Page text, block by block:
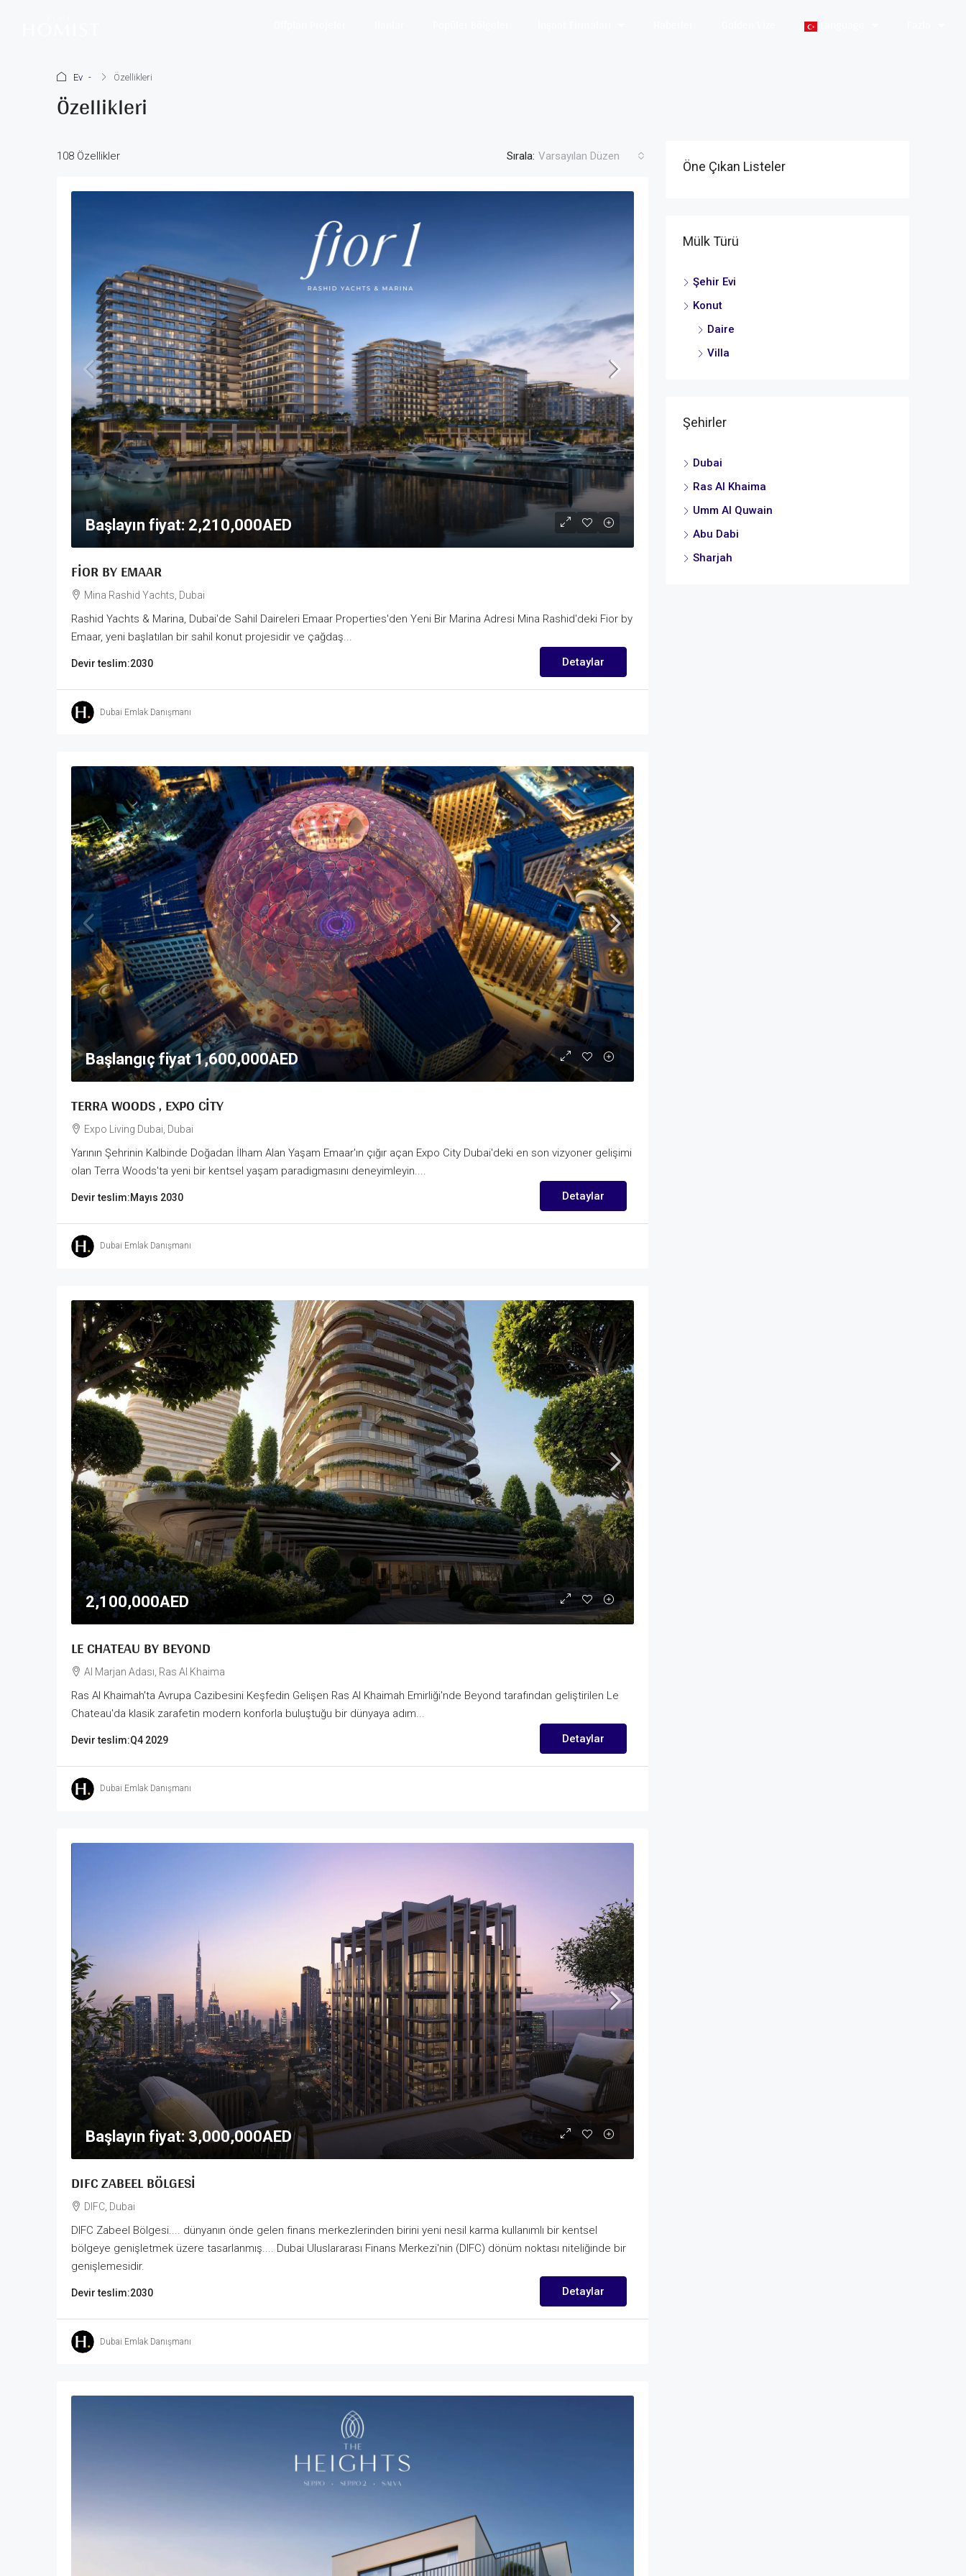
Ev Özellikleri
Özellikleri
108 Özellikler Sırala: Varsayılan Düzen
Başlayın fiyat: 2,210,000AED
FIOR BY EMAAR
Mina Rashid Yachts, Dubai
Rashid Yachts & Marina, Dubai'de Sahil Daireleri Emaar Properties'den Yeni Bir Marina Adresi Mina Rashid'deki Fior by
Emaar, yeni başlatılan bir sahil konut projesidir ve çağdaş...
Devir teslim:2030 Detaylar
Dubai Emlak Danışmanı
Başlangıç fiyat1,600,000AED
TERRA WOODS , EXPO CITY
Expo Living Dubai, Dubai
Yarının Şehrinin Kalbinde Doğadan İlham Alan Yaşam Emaar'ın çığır açan Expo City Dubai'deki en son vizyoner gelişimi
olan Terra Woods'ta yeni bir kentsel yaşam paradigmasını deneyimleyin....
Devir teslim:Mayıs 2030 Detaylar
Dubai Emlak Danışmanı
2,100,000AED
LE CHATEAU BY BEYOND
Al Marjan Adası, Ras Al Khaima
Ras Al Khaimah'ta Avrupa Cazibesini Keşfedin Gelişen Ras Al Khaimah Emirliği'nde Beyond tarafından geliştirilen Le
Chateau'da klasik zarafetin modern konforla buluştuğu bir dünyaya adım...
Devir teslim:Q4 2029 Detaylar
Dubai Emlak Danışmanı
Başlayın fiyat:3,000,000AED
DIFC ZABEEL BÖLGESI
DIFC, Dubai
DIFC Zabeel Bölgesi.... dünyanın önde gelen finans merkezlerinden birini yeni nesil karma kullanımlı bir kentsel
bölgeye genişletmek üzere tasarlanmış.... Dubai Uluslararası Finans Merkezi'nin (DIFC) dönüm noktası niteliğinde bir
genişlemesidir.
Devir teslim:2030 Detaylar
Dubai Emlak Danışmanı
Öne Çıkan Listeler
Mülk Türü
Şehir Evi
Konut
Daire
Villa
Şehirler
Dubai
Ras Al Khaima
Umm Al Quwain
Abu Dabi
Sharjah